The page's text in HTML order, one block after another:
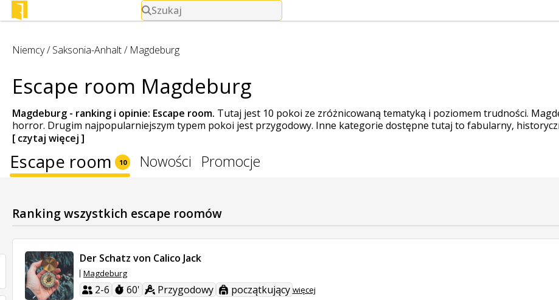
Szukaj
Niemcy/Saksonia-Anhalt/ Magdeburg
Escape room Magdeburg
Magdeburg - ranking i opinie: Escape room. Tutaj jest 10 pokoi ze zróżnicowaną tematyką i poziomem trudności.
horror. Drugim najpopularniejszym typem pokoi jest przygodowy. Inne kategorie dostępne tutaj to fabularny,
[ czytaj więcej ]
Escape room 10 Nowości Promocje
Ranking wszystkich escape roomów
Der Schatz von Calico Jack
Magdeburg
2-6 60' Przygodowy początkujący więcej